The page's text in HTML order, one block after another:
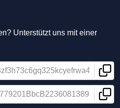
Unterstützt uns mit einer